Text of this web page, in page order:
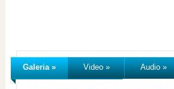
Galeria » Video » Audio »